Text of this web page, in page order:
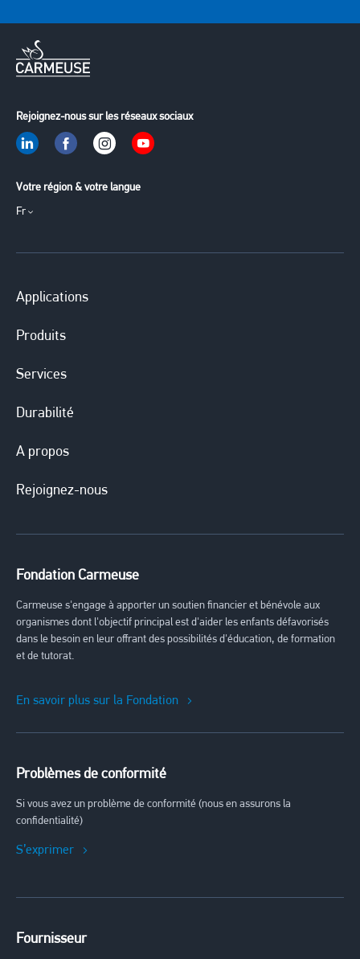
Rejoignez-nous sur les réseaux sociaux
Votre région & votre langue
Fr
Applications
Produits
Services
Durabilité
A propos
Rejoignez-nous
Fondation Carmeuse
Carmeuse s'engage à apporter un soutien financier et bénévole aux
organismes dont l'objectif principal est d'aider les enfants défavorisés
dans le besoin en leur offrant des possibilités d'éducation, de formation
et de tutorat.
En savoir plus sur la Fondation
Problèmes de conformité
Si vous avez un problème de conformité (nous en assurons la
confidentialité)
S’exprimer
Fournisseur